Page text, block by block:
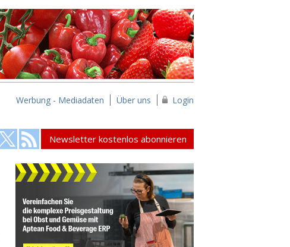
Werbung - Mediadaten Über uns Login
Newsletter kostenlos abonnieren